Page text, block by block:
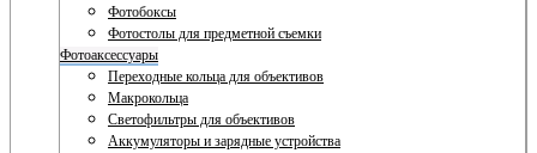
Фотобоксы
Фотостолы для предметной съемки
Фотоаксессуары
Переходные кольца для объективов
Макрокольца
Светофильтры для объективов
Аккумуляторы и зарядные устройства